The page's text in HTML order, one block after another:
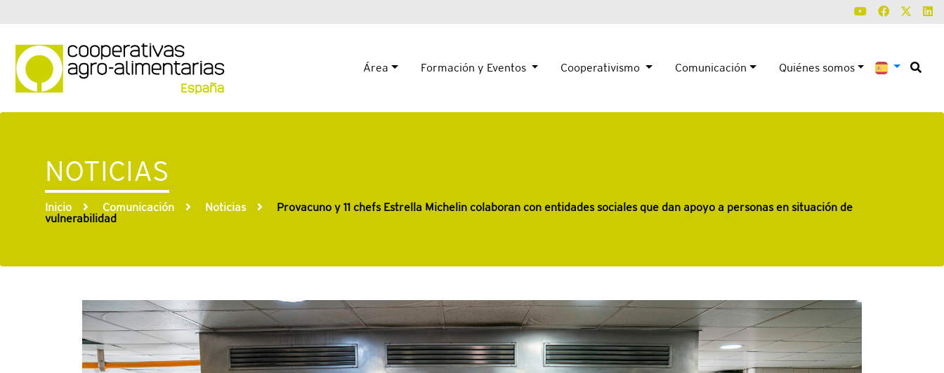
Área Formación y Eventos Cooperativismo Comunicación Quiénes somos
NOTICIAS
Inicio Comunicación Noticias
Provacuno y 11 chefs Estrella Michelin colaboran con entidades sociales que dan apoyo a personas en situación de
vulnerabilidad